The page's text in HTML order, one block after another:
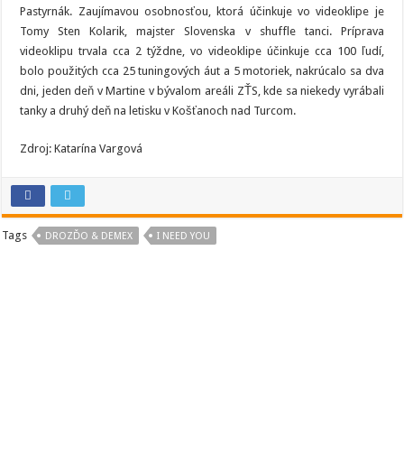
Pastyrnák. Zaujímavou osobnosťou, ktorá účinkuje vo videoklipe je
Tomy Sten Kolarik, majster Slovenska v shuffle tanci. Príprava
videoklipu trvala cca 2 týždne, vo videoklipe účinkuje cca 100 ľudí,
bolo použitých cca 25 tuningových áut a 5 motoriek, nakrúcalo sa dva
dni, jeden deň v Martine v bývalom areáli ZŤS, kde sa niekedy vyrábali
tanky a druhý deň na letisku v Košťanoch nad Turcom.
Zdroj: Katarína Vargová
Tags DROZĎO & DEMEX I NEED YOU